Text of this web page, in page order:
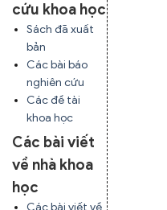
cứu khoa học
Sách đã xuất
bản
Các bài báo
nghiên cứu
Các đề tài
khoa học
Các bài viết
về nhà khoa
học
Các bài viết về